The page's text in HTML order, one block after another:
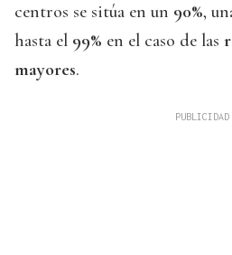
centros se sitúa en un 90%,
hasta el 99% en el caso de las
mayores.